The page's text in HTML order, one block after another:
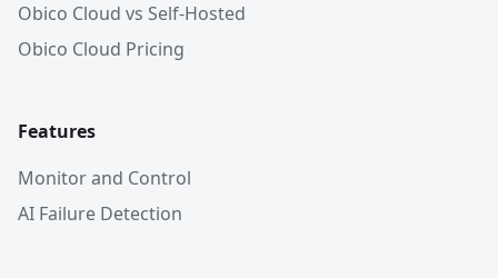
Obico Cloud vs Self-Hosted
Obico Cloud Pricing
Features
Monitor and Control
AI Failure Detection